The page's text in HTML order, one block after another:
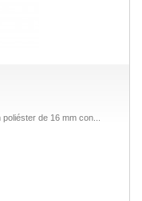
de 16 mm con...